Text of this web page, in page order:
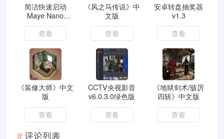
简洁快速启动
Maye Nano
v2.1.0.260307绿
色版
查看
《风之马传说》中
文版
查看
安卓转盘抽奖器
v1.3
查看
《装修大师》中文
版
查看
CCTV央视影音
v6.0.3.0绿色版
查看
《地狱剑术/骇厉
四斩》中文版
查看
评论列表